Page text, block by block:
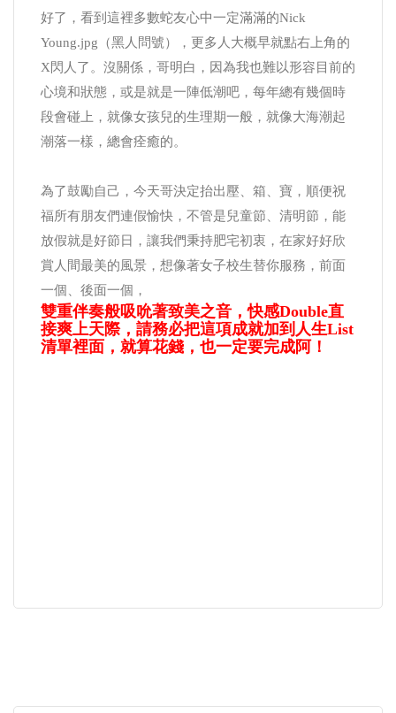
好了，看到這裡多數蛇友心中一定滿滿的Nick
Young.jpg（黑人問號），更多人大概早就點右上角的
X閃人了。沒關係，哥明白，因為我也難以形容目前的
心境和狀態，或是就是一陣低潮吧，每年總有幾個時
段會碰上，就像女孩兒的生理期一般，就像大海潮起
潮落一樣，總會痊癒的。
為了鼓勵自己，今天哥決定抬出壓、箱、寶，順便祝
福所有朋友們連假愉快，不管是兒童節、清明節，能
放假就是好節日，讓我們秉持肥宅初衷，在家好好欣
賞人間最美的風景，想像著女子校生替你服務，前面
一個、後面一個，
雙重伴奏般吸吮著致美之音，快感Double直
接爽上天際，請務必把這項成就加到人生List
清單裡面，就算花錢，也一定要完成阿！